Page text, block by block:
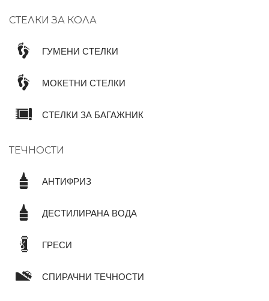
СТЕЛКИ ЗА КОЛА
ГУМЕНИ СТЕЛКИ
МОКЕТНИ СТЕЛКИ
СТЕЛКИ ЗА БАГАЖНИК
ТЕЧНОСТИ
АНТИФРИЗ
ДЕСТИЛИРАНА ВОДА
ГРЕСИ
СПИРАЧНИ ТЕЧНОСТИ